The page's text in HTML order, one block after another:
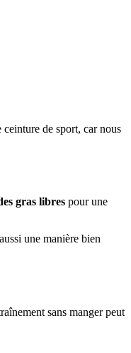
de sport, car nous
gras libres pour une
une manière bien
sans manger peut